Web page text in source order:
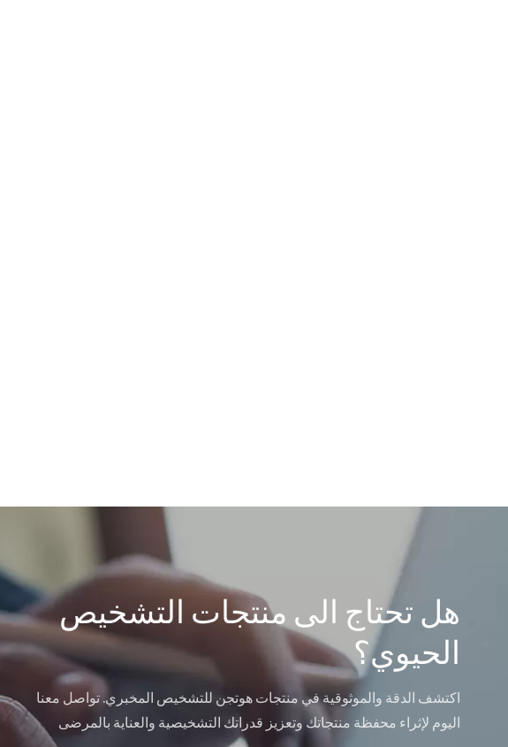
هل تحتاج الى منتجات التشخيص
الحيوي؟
اكتشف الدقة والموثوقية في منتجات هوتجن للتشخيص المخبري. تواصل معنا
اليوم لإثراء محفظة منتجاتك وتعزيز قدراتك التشخيصية والعناية بالمرضى